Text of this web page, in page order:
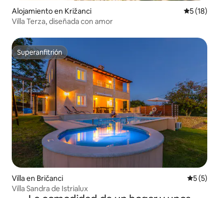
Alojamiento en Križanci
5 (18)
Villa Terza, diseñada con amor
Superanfitrión
Superanfitrión
Villa en Bričanci
5 (5)
Villa Sandra de Istrialux